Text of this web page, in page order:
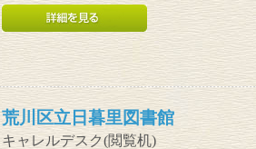
荒川区立日暮里図書館
キャレルデスク(閲覧机)